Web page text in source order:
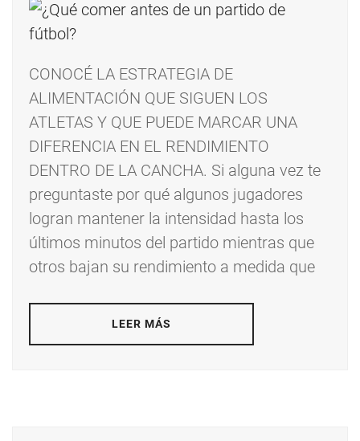
CONOCÉ LA ESTRATEGIA DE
ALIMENTACIÓN QUE SIGUEN LOS
ATLETAS Y QUE PUEDE MARCAR UNA
DIFERENCIA EN EL RENDIMIENTO
DENTRO DE LA CANCHA. Si alguna vez te
preguntaste por qué algunos jugadores
logran mantener la intensidad hasta los
últimos minutos del partido mientras que
otros bajan su rendimiento a medida que
LEER MÁS